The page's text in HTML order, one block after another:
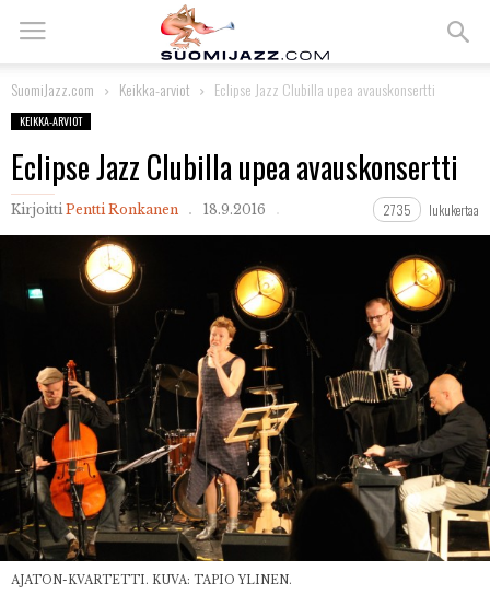
SuomiJazz.com Keikka-arviot Eclipse Jazz Clubilla upea avauskonsertti
KEIKKA-ARVIOT
Eclipse Jazz Clubilla upea avauskonsertti
Kirjoitti Pentti Ronkanen 18.9.2016 2735 lukukertaa
AJATON-KVARTETTI. KUVA: TAPIO YLINEN.